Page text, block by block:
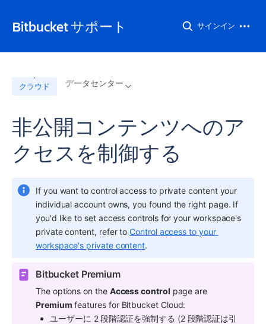
Bitbucket サポート サインイン
クラウド データセンター
非公開コンテンツへのア
クセスを制御する
If you want to control access to private content your
individual account owns, you found the right page. If
you'd like to set access controls for your workspace's
private content, refer to Control access to your
workspace's private content.
Bitbucket Premium
The options on the Access control
Premium features for Bitbucket Cloud:
ユーザーに 2 段階認証を強制する (2 段階認証は引